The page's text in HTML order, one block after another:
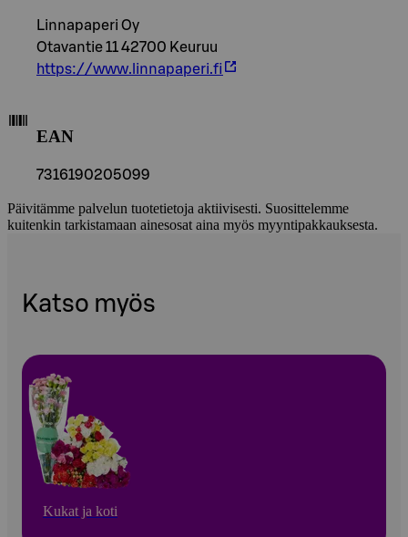
Linnapaperi Oy
Otavantie 11 42700 Keuruu
https://www.linnapaperi.fi
EAN
7316190205099
Päivitämme palvelun tuotetietoja aktiivisesti. Suosittelemme
kuitenkin tarkistamaan ainesosat aina myös myyntipakkauksesta.
Katso myös
Kukat ja koti